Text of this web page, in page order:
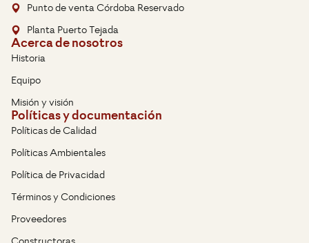
Punto de venta Córdoba Reservado
Planta Puerto Tejada
Acerca de nosotros
Historia
Equipo
Misión y visión
Políticas y documentación
Políticas de Calidad
Políticas Ambientales
Política de Privacidad
Términos y Condiciones
Proveedores